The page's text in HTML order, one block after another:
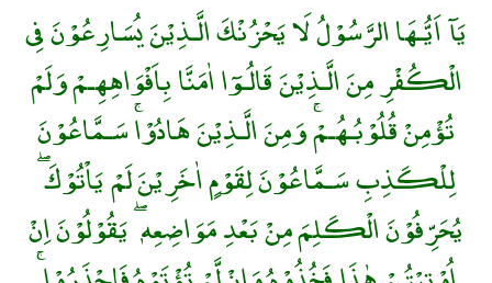
يَآ اَيُّـهَا الرَّسُوْلُ لَا يَحْزُنْكَ الَّـذِيْنَ يُسَارِعُوْنَ فِى
الْكُفْرِ مِنَ الَّـذِيْنَ قَالُـوٓا اٰمَنَّا بِاَفْوَاهِهِـمْ وَلَمْ
تُؤْمِنْ قُلُوْبُـهُـمْۚ وَمِنَ الَّـذِيْنَ هَادُوْاۚ سَـمَّاعُوْنَ
لِلْكَذِبِ سَـمَّاعُوْنَ لِقَوْمٍ اٰخَرِيْنَ لَمْ يَاْتُوْكَ ۖ
يُحَرِّفُوْنَ الْكَلِمَ مِنْ بَعْدِ مَوَاضِعِهٖ ۖ يَقُوْلُوْنَ اِنْ